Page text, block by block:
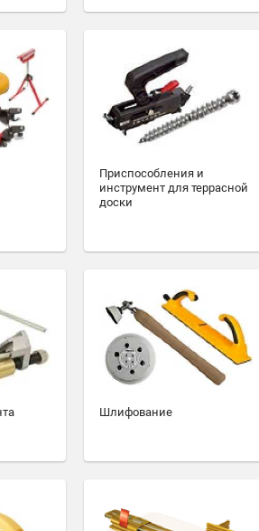
Приспособления и
инструмент для террасной
доски
Шлифование